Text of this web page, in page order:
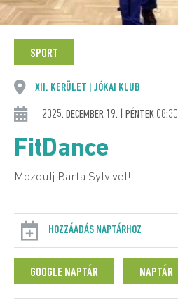
SPORT
XII. KERÜLET JÓKAI KLUB
2025. DECEMBER 19. | PÉNTEK 08:30
FitDance
Mozdulj Barta Sylvivel!
HOZZÁADÁS NAPTÁRHOZ
GOOGLE NAPTÁR NAPTÁR